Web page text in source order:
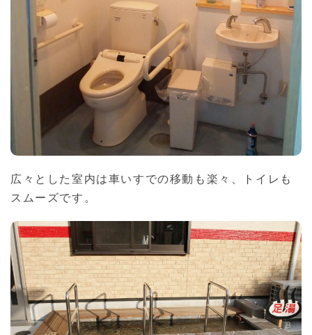
広々とした室内は車いすでの移動も楽々、トイレも
スムーズです。